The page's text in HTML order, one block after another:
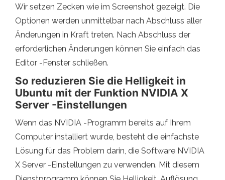
Wir setzen Zecken wie im Screenshot gezeigt. Die
Optionen werden unmittelbar nach Abschluss aller
Änderungen in Kraft treten. Nach Abschluss der
erforderlichen Änderungen können Sie einfach das
Editor -Fenster schließen.
So reduzieren Sie die Helligkeit in
Ubuntu mit der Funktion NVIDIA X
Server -Einstellungen
Wenn das NVIDIA -Programm bereits auf Ihrem
Computer installiert wurde, besteht die einfachste
Lösung für das Problem darin, die Software NVIDIA
X Server -Einstellungen zu verwenden. Mit diesem